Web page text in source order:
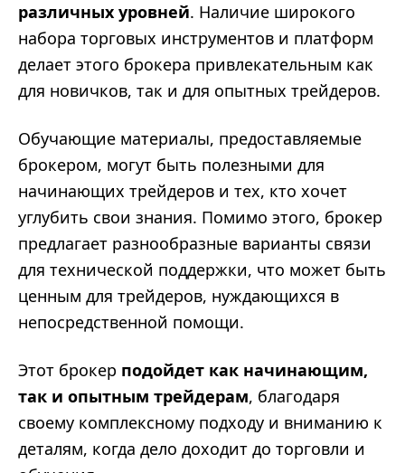
различных уровней. Наличие широкого
набора торговых инструментов и платформ
делает этого брокера привлекательным как
для новичков, так и для опытных трейдеров.
Обучающие материалы, предоставляемые
брокером, могут быть полезными для
начинающих трейдеров и тех, кто хочет
углубить свои знания. Помимо этого, брокер
предлагает разнообразные варианты связи
для технической поддержки, что может быть
ценным для трейдеров, нуждающихся в
непосредственной помощи.
Этот брокер подойдет как начинающим,
так и опытным трейдерам, благодаря
своему комплексному подходу и вниманию к
деталям, когда дело доходит до торговли и